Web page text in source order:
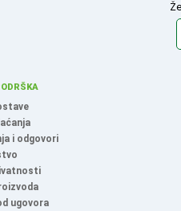
i odgovori
ugovora